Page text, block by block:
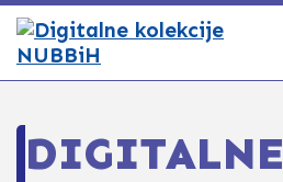
DIGITALNE